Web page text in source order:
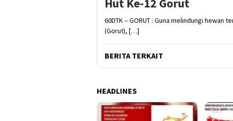
Hut Ke-12 Gorut
60DTK – GORUT : Guna melindungi
(Gorut), […]
BERITA TERKAIT
HEADLINES